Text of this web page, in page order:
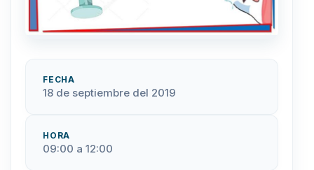
FECHA
18 de septiembre del 2019
HORA
09:00 a 12:00